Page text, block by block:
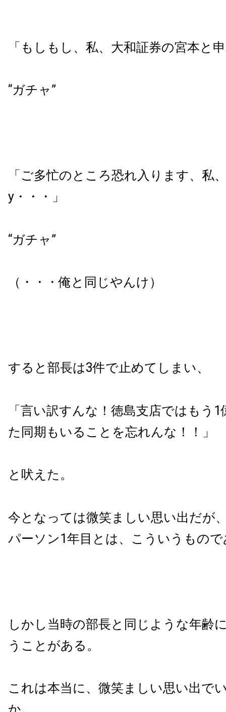
「もしもし、私、大和証券の宮本と
“ガチャ”
「ご多忙のところ恐れ入ります、私
y・・・」
“ガチャ”
（・・・俺と同じやんけ）
すると部長は3件で止めてしまい、
「言い訳すんな！徳島支店ではもう
た同期もいることを忘れんな！！」
と吠えた。
今となっては微笑ましい思い出だが
パーソン1年目とは、こういうもの
しかし当時の部長と同じような年齢
うことがある。
これは本当に、微笑ましい思い出で